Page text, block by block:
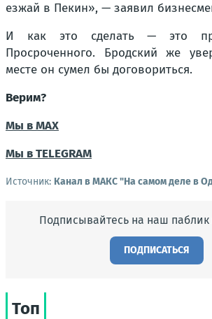
езжай в Пекин», — заявил
И как это сделать — это
Просроченного. Бродский же
месте он сумел бы договориться.
Верим?
Мы в МАХ
Мы в TELEGRAM
Источник: Канал в МАКС "На самом деле в
Подписывайтесь на наш паблик
ПОДПИСАТЬСЯ
Топ